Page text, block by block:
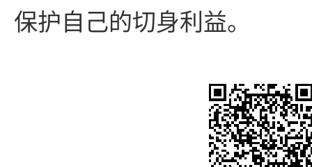
保护自己的切身利益。